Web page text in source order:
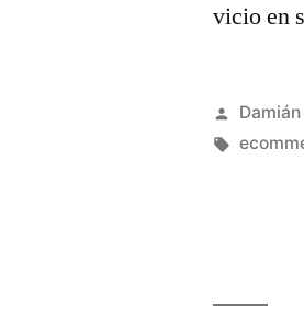
vicio en
por
Damián